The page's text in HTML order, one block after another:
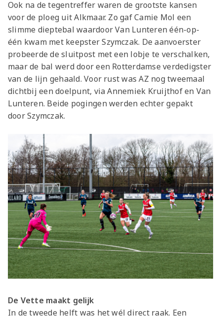
Ook na de tegentreffer waren de grootste kansen
voor de ploeg uit Alkmaar. Zo gaf Camie Mol een
slimme dieptebal waardoor Van Lunteren één-op-
één kwam met keepster Szymczak. De aanvoerster
probeerde de sluitpost met een lobje te verschalken,
maar de bal werd door een Rotterdamse verdedigster
van de lijn gehaald. Voor rust was AZ nog tweemaal
dichtbij een doelpunt, via Annemiek Kruijthof en Van
Lunteren. Beide pogingen werden echter gepakt
door Szymczak.
De Vette maakt gelijk
In de tweede helft was het wél direct raak. Een